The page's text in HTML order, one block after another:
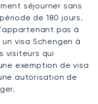
séjourner sans
de 180 jours.
pas à
visa Schengen à
visiteurs qui
exemption de visa
autorisation de